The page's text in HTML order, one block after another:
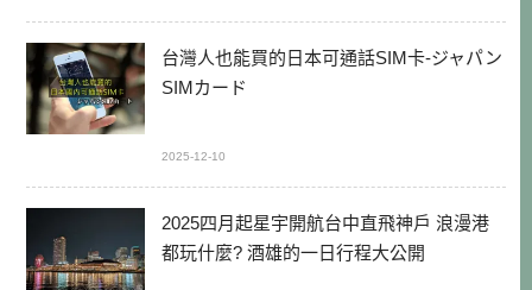
台灣人也能買的日本可通話SIM卡-ジャパン
SIMカード
2025-12-10
2025四月起星宇開航台中直飛神戶 浪漫港
都玩什麼? 酒雄的一日行程大公開